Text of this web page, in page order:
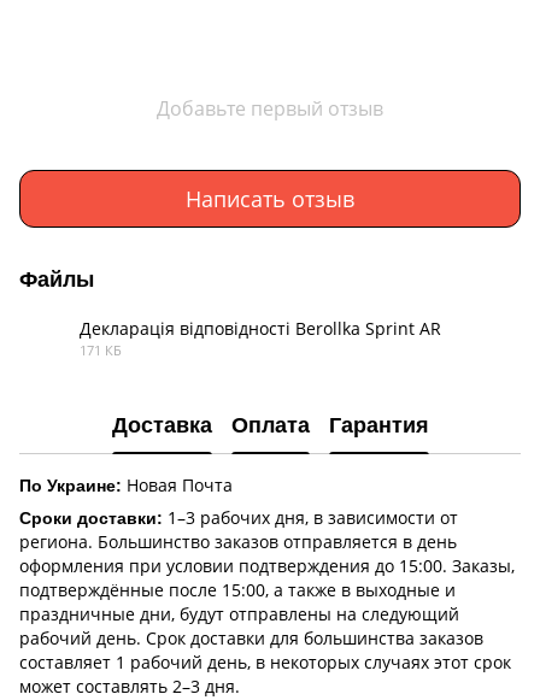
Добавьте первый отзыв
Написать отзыв
Файлы
Декларація відповідності Berollka Sprint AR
171 КБ
Доставка Оплата Гарантия
По Украине: Новая Почта
Сроки доставки: 1–3 рабочих дня, в зависимости от
региона. Большинство заказов отправляется в день
оформления при условии подтверждения до 15:00. Заказы,
подтверждённые после 15:00, а также в выходные и
праздничные дни, будут отправлены на следующий
рабочий день. Срок доставки для большинства заказов
составляет 1 рабочий день, в некоторых случаях этот срок
может составлять 2–3 дня.